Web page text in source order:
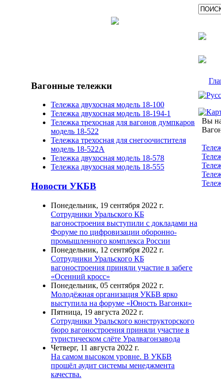
Вагонные тележки
Тележка двухосная модель 18-100
Тележка двухосная модель 18-194-1
Тележка трехосная для вагонов думпкаров
модель 18-522
Тележка трехосная для снегоочистителя
модель 18-522А
Тележка двухосная модель 18-578
Тележка двухосная модель 18-555
Новости УКБВ
Понедельник, 19 сентября 2022 г.
Сотрудники Уральского КБ
вагоностроения выступили с докладами на
Форуме по цифровизации оборонно-
промышленного комплекса России
Понедельник, 12 сентября 2022 г.
Сотрудники Уральского КБ
вагоностроения приняли участие в забеге
«Осенний кросс»
Понедельник, 05 сентября 2022 г.
Молодёжная организация УКБВ ярко
выступила на форуме «Юность Вагонки»
Пятница, 19 августа 2022 г.
Сотрудники Уральского конструкторского
бюро вагоностроения приняли участие в
туристическом слёте Уралвагонзавода
Четверг, 11 августа 2022 г.
На самом высоком уровне. В УКБВ
прошёл аудит системы менеджмента
качества.
Вы